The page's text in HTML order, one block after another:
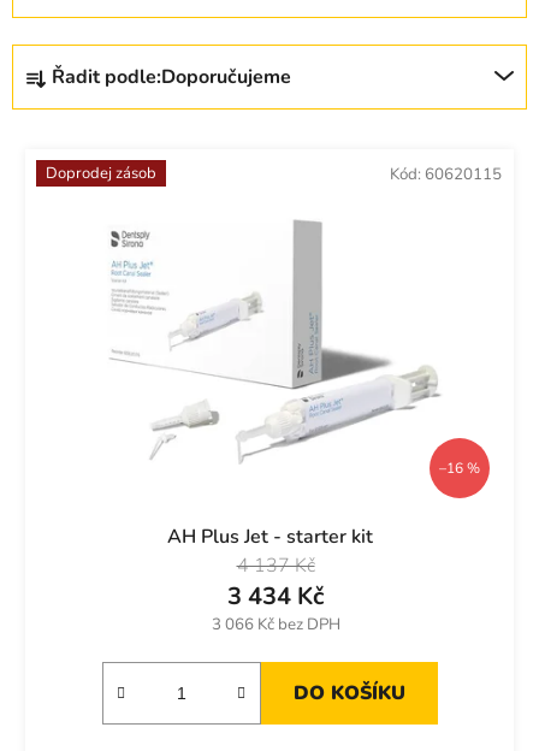
Ř
z
Řadit podle:Doporučujeme
p
Doprodej zásob
–16 %
AH Plus Jet - starter kit
3 066 Kč bez DPH
3 434 Kč
4 137 Kč
DO KOŠÍKU
Kód: 60620115